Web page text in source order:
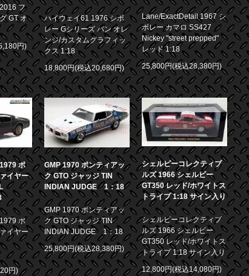
フ
GT オ
円)
ハイウェイ61 1976 シボ
レー Gシリーズ バン オレ
ンジ/カスタムグラフィッ
クス 1:18
18,800円(税込20,680円)
Lane/ExactDetail 1967 シ
ボレー カマロ SS427
Nickey "street prepped"
レッド 1:18
25,800円(税込28,380円)
ポ
イヤー
ポ
イヤー
円)
GMP 1970 ポンティアッ
ク GTO ジャッジ TIN
INDIAN JUDGE 1：18
GMP 1970 ポンティアッ
ク GTO ジャッジ TIN
INDIAN JUDGE 1：18
25,800円(税込28,380円)
シェルビーコレクティブ
ルズ 1966 シェルビー
GT350 レッド/ホワイトス
トライプ 1:18 サイン入り
シェルビーコレクティブ
ルズ 1966 シェルビー
GT350 レッド/ホワイトス
トライプ 1:18 サイン入り
12,800円(税込14,080円)